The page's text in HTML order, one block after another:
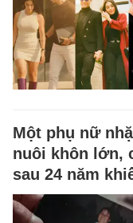
Một phụ nữ
nuôi khôn lớn,
sau 24 năm